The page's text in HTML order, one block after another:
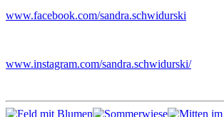
www.facebook.com/sandra.schwidurski
www.instagram.com/sandra.schwidurski/